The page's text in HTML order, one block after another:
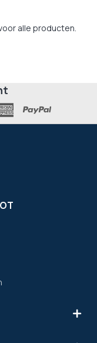
alle producten.